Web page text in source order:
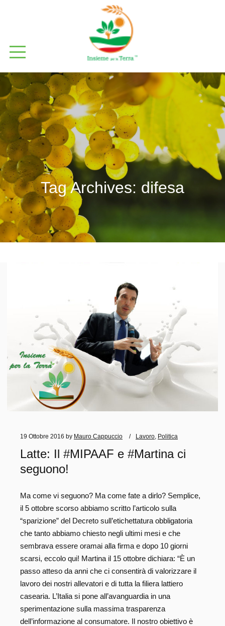
Tag Archives: difesa
19 Ottobre 2016 by Mauro Cappuccio Lavoro Politica
Latte: Il #MIPAAF e #Martina ci
seguono!
Ma come vi seguono? Ma come fate a dirlo? Semplice,
il 5 ottobre scorso abbiamo scritto l’articolo sulla
“sparizione” del Decreto sull’etichettatura obbligatoria
che tanto abbiamo chiesto negli ultimi mesi e che
sembrava essere oramai alla firma e dopo 10 giorni
scarsi, eccolo qui! Martina il 15 ottobre dichiara: “È un
passo atteso da anni che ci consentirà di valorizzare il
lavoro dei nostri allevatori e di tutta la filiera lattiero
casearia. L’Italia si pone all’avanguardia in una
sperimentazione sulla massima trasparenza
dell’informazione al consumatore. Il nostro obiettivo è